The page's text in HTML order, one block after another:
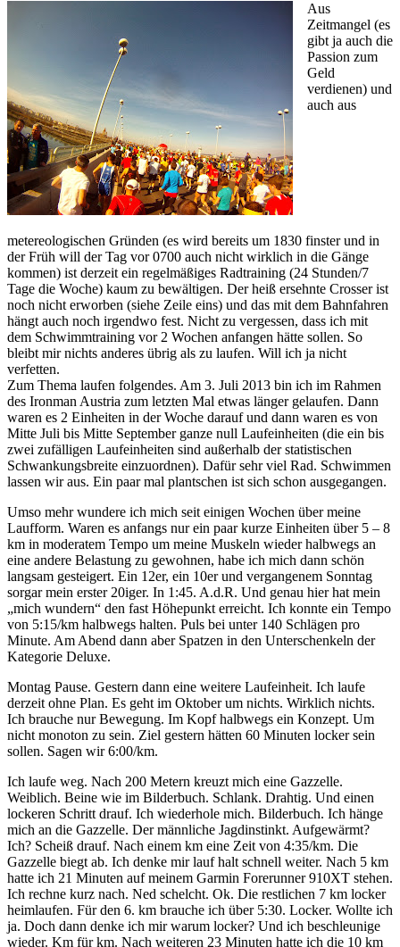
Aus
Zeitmangel (es
gibt ja auch die
Passion zum
Geld
verdienen) und
auch aus
metereologischen Gründen (es wird bereits um 1830 finster und in
der Früh will der Tag vor 0700 auch nicht wirklich in die Gänge
kommen) ist derzeit ein regelmäßiges Radtraining (24 Stunden/7
Tage die Woche) kaum zu bewältigen. Der heiß ersehnte Crosser ist
noch nicht erworben (siehe Zeile eins) und das mit dem Bahnfahren
hängt auch noch irgendwo fest. Nicht zu vergessen, dass ich mit
dem Schwimmtraining vor 2 Wochen anfangen hätte sollen. So
bleibt mir nichts anderes übrig als zu laufen. Will ich ja nicht
verfetten.
Zum Thema laufen folgendes. Am 3. Juli 2013 bin ich im Rahmen
des Ironman Austria zum letzten Mal etwas länger gelaufen. Dann
waren es 2 Einheiten in der Woche darauf und dann waren es von
Mitte Juli bis Mitte September ganze null Laufeinheiten (die ein bis
zwei zufälligen Laufeinheiten sind außerhalb der statistischen
Schwankungsbreite einzuordnen). Dafür sehr viel Rad. Schwimmen
lassen wir aus. Ein paar mal plantschen ist sich schon ausgegangen.
Umso mehr wundere ich mich seit einigen Wochen über meine
Laufform. Waren es anfangs nur ein paar kurze Einheiten über 5 – 8
km in moderatem Tempo um meine Muskeln wieder halbwegs an
eine andere Belastung zu gewohnen, habe ich mich dann schön
langsam gesteigert. Ein 12er, ein 10er und vergangenem Sonntag
sorgar mein erster 20iger. In 1:45. A.d.R. Und genau hier hat mein
„mich wundern“ den fast Höhepunkt erreicht. Ich konnte ein Tempo
von 5:15/km halbwegs halten. Puls bei unter 140 Schlägen pro
Minute. Am Abend dann aber Spatzen in den Unterschenkeln der
Kategorie Deluxe.
Montag Pause. Gestern dann eine weitere Laufeinheit. Ich laufe
derzeit ohne Plan. Es geht im Oktober um nichts. Wirklich nichts.
Ich brauche nur Bewegung. Im Kopf halbwegs ein Konzept. Um
nicht monoton zu sein. Ziel gestern hätten 60 Minuten locker sein
sollen. Sagen wir 6:00/km.
Ich laufe weg. Nach 200 Metern kreuzt mich eine Gazzelle.
Weiblich. Beine wie im Bilderbuch. Schlank. Drahtig. Und einen
lockeren Schritt drauf. Ich wiederhole mich. Bilderbuch. Ich hänge
mich an die Gazzelle. Der männliche Jagdinstinkt. Aufgewärmt?
Ich? Scheiß drauf. Nach einem km eine Zeit von 4:35/km. Die
Gazzelle biegt ab. Ich denke mir lauf halt schnell weiter. Nach 5 km
hatte ich 21 Minuten auf meinem Garmin Forerunner 910XT stehen.
Ich rechne kurz nach. Ned schelcht. Ok. Die restlichen 7 km locker
heimlaufen. Für den 6. km brauche ich über 5:30. Locker. Wollte ich
ja. Doch dann denke ich mir warum locker? Und ich beschleunige
wieder. Km für km. Nach weiteren 23 Minuten hatte ich die 10 km